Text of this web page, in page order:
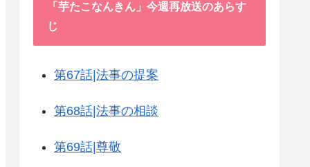
「芋たこなんきん」今週再放送のあらす
じ
第67話|法事の提案
第68話|法事の相談
第69話|尊敬